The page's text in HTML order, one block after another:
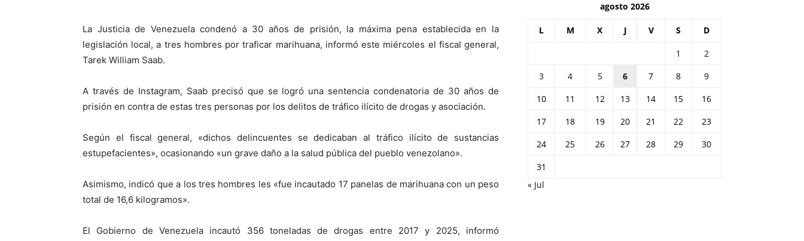
La Justicia de Venezuela condenó a 30 años de prisión, la máxima pena establecida en la
legislación local, a tres hombres por traficar marihuana, informó este miércoles el fiscal general,
Tarek William Saab.
A través de Instagram, Saab precisó que se logró una sentencia condenatoria de 30 años de
prisión en contra de estas tres personas por los delitos de tráfico ilícito de drogas y asociación.
Según el fiscal general, «dichos delincuentes se dedicaban al tráfico ilícito de sustancias
estupefacientes», ocasionando «un grave daño a la salud pública del pueblo venezolano».
Asimismo, indicó que a los tres hombres les «fue incautado 17 panelas de marihuana con un peso
total de 16,6 kilogramos».
El Gobierno de Venezuela incautó 356 toneladas de drogas entre 2017 y 2025, informó
agosto 2026
L M X J V S D
1
2
3
4 5 6 7 8
9
10
11 12 13 14 15
16
17
18 19 20 21 22
23
24
25 26 27 28 29
30
31
« Jul